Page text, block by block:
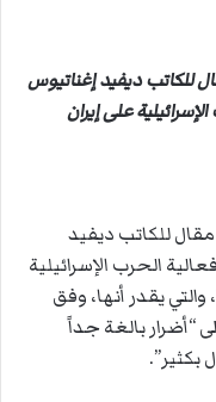
ديفيد إغناتيوس
على إيران
للكاتب ديفيد
الحرب الإسرائيلية
والتي يقدر أنها، وفق
“أضرار بالغة جداً
بكثير”.